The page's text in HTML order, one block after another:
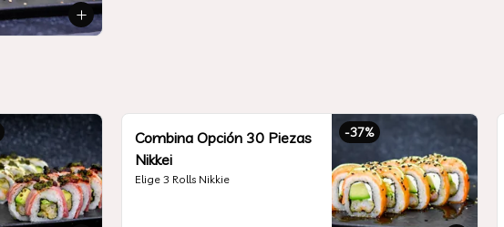
-37%
Combina Opción 30 Piezas
Nikkei
Elige 3 Rolls Nikkie